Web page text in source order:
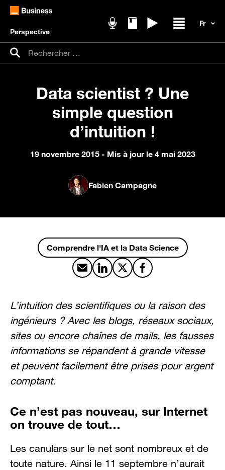
Perspective
Recherche pour :
Rechercher
Data scientist ? Une
simple question
d’intuition !
19 novembre 2015 - Mis à jour le 4 mai 2023
Fabien Campagne
Comprendre l'IA et la Data Science
Partager par email
Partager sur LinkedIn
Partager sur X
Partager sur Facebook
L’intuition des scientifiques ou la raison des
ingénieurs ? Avec les blogs, réseaux sociaux,
sites ou encore chaînes de mails, les fausses
informations se répandent à grande vitesse
et peuvent facilement être prises pour argent
comptant.
Ce n’est pas nouveau, sur Internet
on trouve de tout…
Les canulars sur le net sont nombreux et de
toute nature. Ainsi le 11 septembre n’aurait